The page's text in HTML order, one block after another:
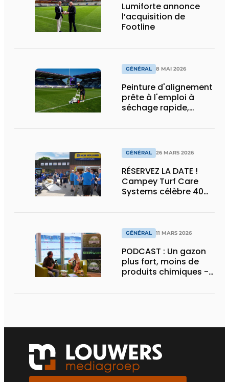
Lumiforte annonce
l’acquisition de
Footline
GÉNÉRAL 8 MAI 2026
Peinture d'alignement
prête à l'emploi à
séchage rapide,
GÉNÉRAL 26 MARS 2026
RÉSERVEZ LA DATE !
Campey Turf Care
Systems célèbre 40
GÉNÉRAL 11 MARS 2026
PODCAST : Un gazon
plus fort, moins de
produits chimiques -